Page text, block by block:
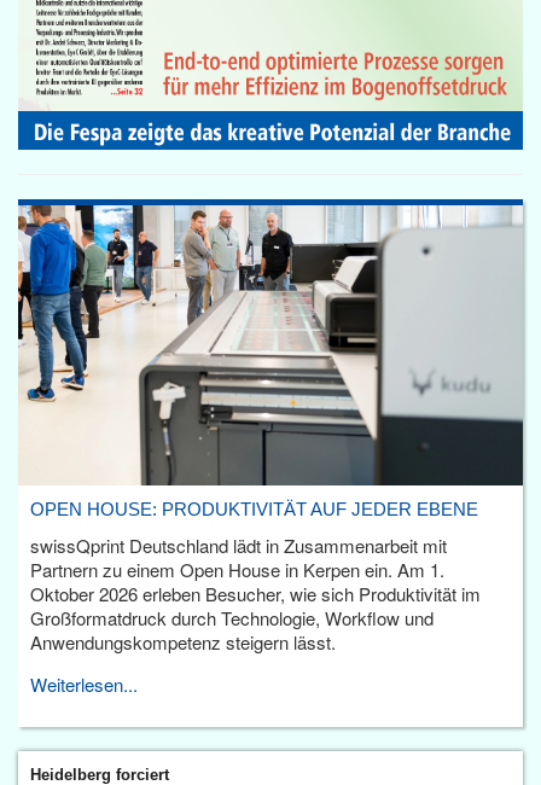
OPEN HOUSE: PRODUKTIVITÄT AUF JEDER EBENE
swissQprint Deutschland lädt in Zusammenarbeit mit
Partnern zu einem Open House in Kerpen ein. Am 1.
Oktober 2026 erleben Besucher, wie sich Produktivität im
Großformatdruck durch Technologie, Workflow und
Anwendungskompetenz steigern lässt.
Weiterlesen...
Heidelberg forciert